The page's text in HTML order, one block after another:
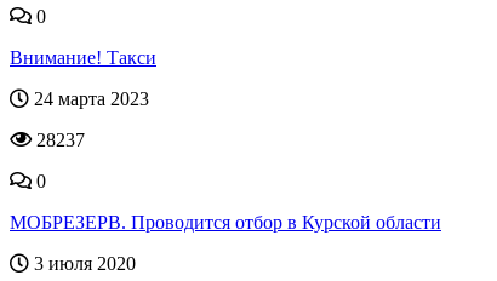
0
Внимание! Такси
24 марта 2023
28237
0
МОБРЕЗЕРВ. Проводится отбор в Курской области
3 июля 2020